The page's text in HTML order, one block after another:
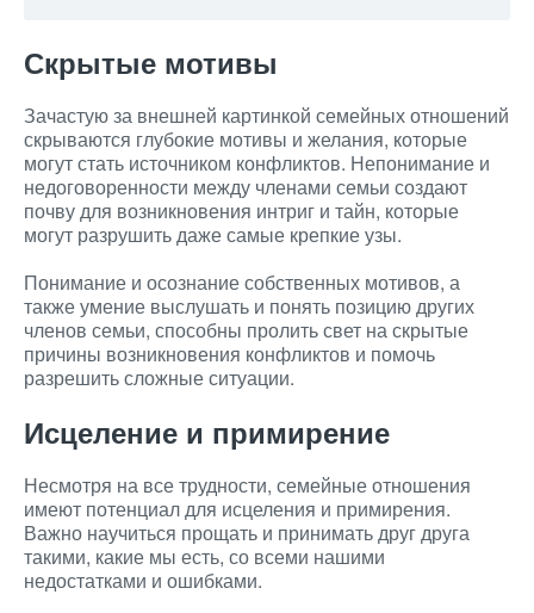
Скрытые мотивы
Зачастую за внешней картинкой семейных отношений
скрываются глубокие мотивы и желания, которые
могут стать источником конфликтов. Непонимание и
недоговоренности между членами семьи создают
почву для возникновения интриг и тайн, которые
могут разрушить даже самые крепкие узы.
Понимание и осознание собственных мотивов, а
также умение выслушать и понять позицию других
членов семьи, способны пролить свет на скрытые
причины возникновения конфликтов и помочь
разрешить сложные ситуации.
Исцеление и примирение
Несмотря на все трудности, семейные отношения
имеют потенциал для исцеления и примирения.
Важно научиться прощать и принимать друг друга
такими, какие мы есть, со всеми нашими
недостатками и ошибками.